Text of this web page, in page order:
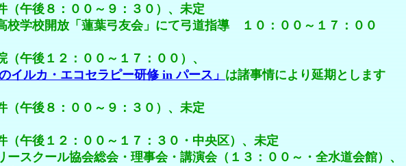
：００～９：３０）、未定
「蓮葉弓友会」にて弓道指導 １０：００～１７：００
２：００～１７：００）、
のイルカ・エコセラピー研修 in パース」 は諸事情により延期とします
：００～９：３０）、未定
：００～１７：３０・中央区）、未定
協会総会・理事会・講演会（１３：００～・全水道会館）、